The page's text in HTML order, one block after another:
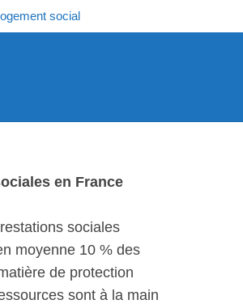
social
en France
sociales
moyenne 10 % des
de protection
sont à la main